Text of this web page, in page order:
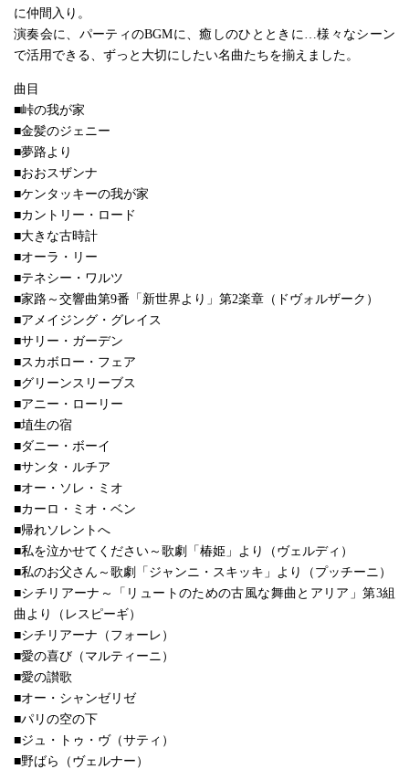
に仲間入り。
演奏会に、パーティのBGMに、癒しのひとときに…様々なシーン
で活用できる、ずっと大切にしたい名曲たちを揃えました。
曲目
■峠の我が家
■金髪のジェニー
■夢路より
■おおスザンナ
■ケンタッキーの我が家
■カントリー・ロード
■大きな古時計
■オーラ・リー
■テネシー・ワルツ
■家路～交響曲第9番「新世界より」第2楽章（ドヴォルザーク）
■アメイジング・グレイス
■サリー・ガーデン
■スカボロー・フェア
■グリーンスリーブス
■アニー・ローリー
■埴生の宿
■ダニー・ボーイ
■サンタ・ルチア
■オー・ソレ・ミオ
■カーロ・ミオ・ベン
■帰れソレントへ
■私を泣かせてください～歌劇「椿姫」より（ヴェルディ）
■私のお父さん～歌劇「ジャンニ・スキッキ」より（プッチーニ）
■シチリアーナ～「リュートのための古風な舞曲とアリア」第3組
曲より（レスピーギ）
■シチリアーナ（フォーレ）
■愛の喜び（マルティーニ）
■愛の讃歌
■オー・シャンゼリゼ
■パリの空の下
■ジュ・トゥ・ヴ（サティ）
■野ばら（ヴェルナー）